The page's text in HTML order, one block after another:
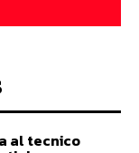
al tecnico